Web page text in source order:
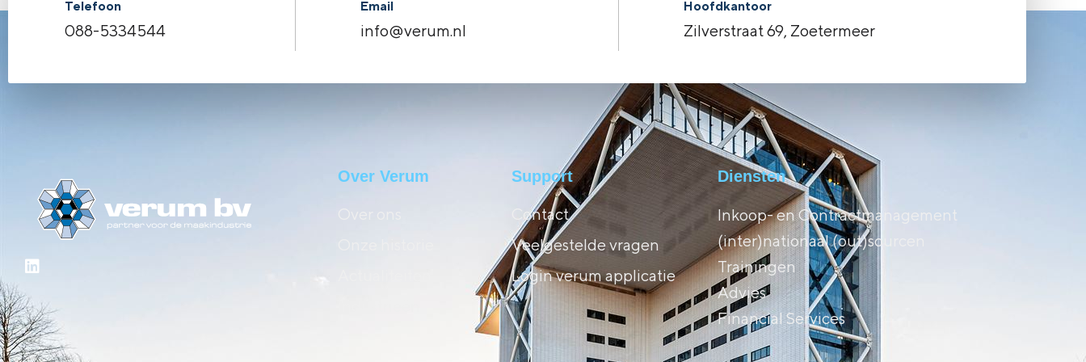
Telefoon
088-5334544
Email
info@verum.nl
Hoofdkantoor
Zilverstraat 69, Zoetermeer
Over Verum Support
Contact
Veelgestelde vragen
Login verum applicatie
Diensten
Inkoop- en Contractmanagement
(inter)nationaal (out)sourcen
Trainingen
Advies
Financial Services